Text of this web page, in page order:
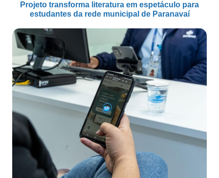
Projeto transforma literatura em espetáculo para
estudantes da rede municipal de Paranavaí